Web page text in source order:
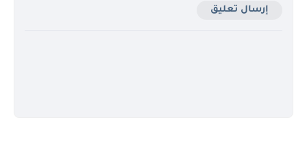
إرسال تعليق